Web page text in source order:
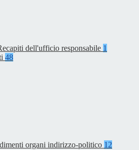
dell'ufficio responsabile 1
48
organi indirizzo-politico 12